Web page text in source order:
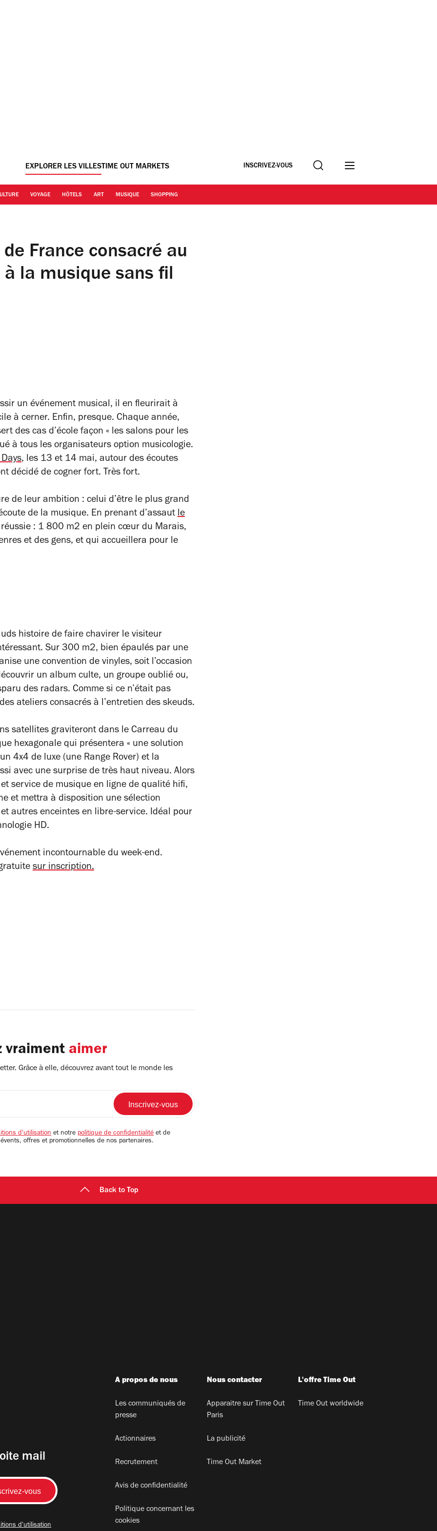
EXPLORER LES VILLESTIME OUT MARKETS INSCRIVEZ-VOUS Recherche
VOYAGE HÔTELS ART MUSIQUE SHOPPING
France consacré au
la musique sans fil
un événement musical, il en fleurirait à
à cerner. Enfin, presque. Chaque année,
des cas d’école façon « les salons pour les
à tous les organisateurs option musicologie.
, les 13 et 14 mai, autour des écoutes
décidé de cogner fort. Très fort.
de leur ambition : celui d’être le plus grand
de la musique. En prenant d’assaut le
: 1 800 m2 en plein cœur du Marais,
et des gens, et qui accueillera pour le
histoire de faire chavirer le visiteur
Sur 300 m2, bien épaulés par une
une convention de vinyles, soit l’occasion
un album culte, un groupe oublié ou,
des radars. Comme si ce n’était pas
ateliers consacrés à l’entretien des skeuds.
satellites graviteront dans le Carreau du
hexagonale qui présentera « une solution
4x4 de luxe (une Range Rover) et la
avec une surprise de très haut niveau. Alors
service de musique en ligne de qualité hifi,
et mettra à disposition une sélection
autres enceintes en libre-service. Idéal pour
HD.
incontournable du week-end.
sur inscription.
vraiment aimer
Grâce à elle, découvrez avant tout le monde les
d'utilisation et notre politique de confidentialité et de
offres et promotionnelles de nos partenaires.
Back to Top
mail
d'utilisation
A propos de nous
Les communiqués de
presse
Actionnaires
Recrutement
Avis de confidentialité
Politique concernant les
cookies
Nous contacter
Apparaitre sur Time Out
Paris
La publicité
Time Out Market
L'offre Time Out
Time Out worldwide